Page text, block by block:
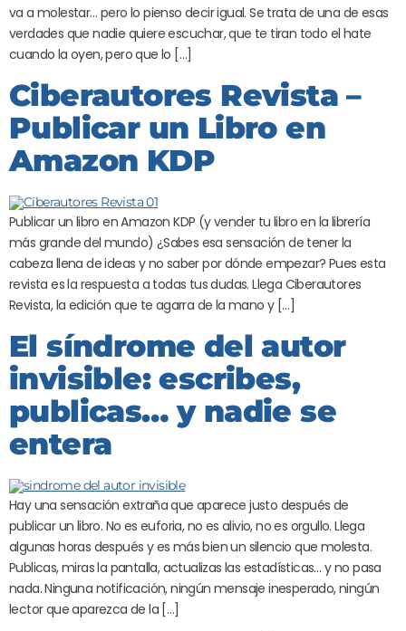
va a molestar… pero lo pienso decir igual. Se trata de una de esas
verdades que nadie quiere escuchar, que te tiran todo el hate
cuando la oyen, pero que lo […]
Ciberautores Revista –
Publicar un Libro en
Amazon KDP
Publicar un libro en Amazon KDP (y vender tu libro en la librería
más grande del mundo) ¿Sabes esa sensación de tener la
cabeza llena de ideas y no saber por dónde empezar? Pues esta
revista es la respuesta a todas tus dudas. Llega Ciberautores
Revista, la edición que te agarra de la mano y […]
El síndrome del autor
invisible: escribes,
publicas… y nadie se
entera
Hay una sensación extraña que aparece justo después de
publicar un libro. No es euforia, no es alivio, no es orgullo. Llega
algunas horas después y es más bien un silencio que molesta.
Publicas, miras la pantalla, actualizas las estadísticas… y no pasa
nada. Ninguna notificación, ningún mensaje inesperado, ningún
lector que aparezca de la […]